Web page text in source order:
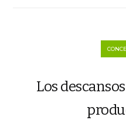
Los